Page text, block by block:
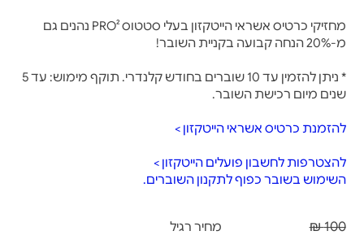
מחזיקי כרטיס אשראי הייטקזון בעלי סטטוס PRO² נהנים גם
מ-20% הנחה קבועה בקניית השובר!
* ניתן להזמין עד 10 שוברים בחודש קלנדרי. תוקף מימוש: עד 5
שנים מיום רכישת השובר.
להזמנת כרטיס אשראי הייטקזון >
להצטרפות לחשבון פועלים הייטקזון >
השימוש בשובר כפוף לתקנון השוברים.
100 ₪ מחיר רגיל